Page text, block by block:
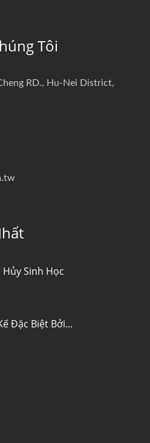
Tôi
RD., Hu-Nei District,
Sinh Học
Đặc Biệt Bởi...